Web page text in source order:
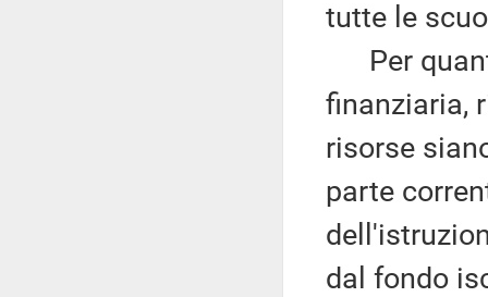
tutte le
Per
finanziaria,
risorse
parte
dal fondo